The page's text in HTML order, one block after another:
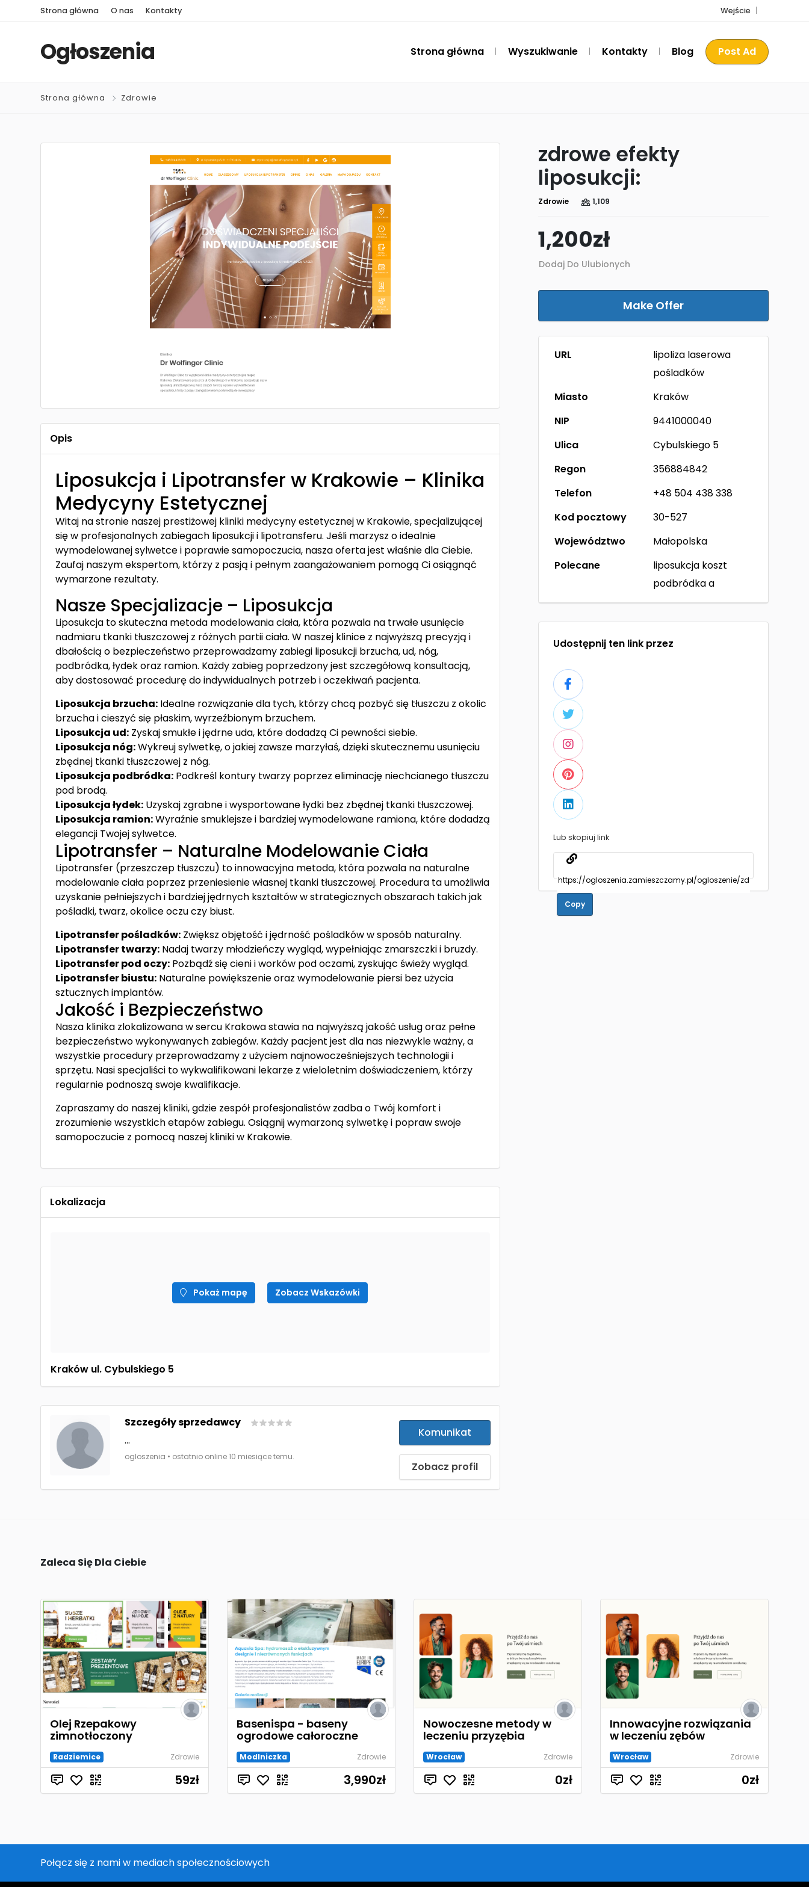
Strona główna O nas Kontakty Wejście
Ogłoszenia Strona główna Wyszukiwanie Kontakty Blog Post Ad
Strona główna Zdrowie
zdrowe efekty
liposukcji:
Zdrowie 1,109
1,200zł
Dodaj Do Ulubionych
Make Offer
URL
lipoliza laserowa
pośladków
Miasto
Kraków
NIP
9441000040
Ulica
Cybulskiego 5
Regon
356884842
Telefon
+48 504 438 338
Kod pocztowy
30-527
Województwo
Małopolska
Polecane
liposukcja koszt
podbródka a
Udostępnij ten link przez
Lub skopiuj link
Copy
Opis
Liposukcja i Lipotransfer w Krakowie – Klinika
Medycyny Estetycznej
Witaj na stronie naszej prestiżowej kliniki medycyny estetycznej w Krakowie, specjalizującej
się w profesjonalnych zabiegach liposukcji i lipotransferu. Jeśli marzysz o idealnie
wymodelowanej sylwetce i poprawie samopoczucia, nasza oferta jest właśnie dla Ciebie.
Zaufaj naszym ekspertom, którzy z pasją i pełnym zaangażowaniem pomogą Ci osiągnąć
wymarzone rezultaty.
Nasze Specjalizacje – Liposukcja
Liposukcja to skuteczna metoda modelowania ciała, która pozwala na trwałe usunięcie
nadmiaru tkanki tłuszczowej z różnych partii ciała. W naszej klinice z najwyższą precyzją i
dbałością o bezpieczeństwo przeprowadzamy zabiegi liposukcji brzucha, ud, nóg,
podbródka, łydek oraz ramion. Każdy zabieg poprzedzony jest szczegółową konsultacją,
aby dostosować procedurę do indywidualnych potrzeb i oczekiwań pacjenta.
Liposukcja brzucha: Idealne rozwiązanie dla tych, którzy chcą pozbyć się tłuszczu z okolic
brzucha i cieszyć się płaskim, wyrzeźbionym brzuchem.
Liposukcja ud: Zyskaj smukłe i jędrne uda, które dodadzą Ci pewności siebie.
Liposukcja nóg:Wykreuj sylwetkę, o jakiej zawsze marzyłaś, dzięki skutecznemu usunięciu
zbędnej tkanki tłuszczowej z nóg.
Liposukcja podbródka: Podkreśl kontury twarzy poprzez eliminację niechcianego tłuszczu
pod brodą.
Liposukcja łydek: Uzyskaj zgrabne i wysportowane łydki bez zbędnej tkanki tłuszczowej.
Liposukcja ramion:Wyraźnie smuklejsze i bardziej wymodelowane ramiona, które dodadzą
elegancji Twojej sylwetce.
Lipotransfer – Naturalne Modelowanie Ciała
Lipotransfer (przeszczep tłuszczu) to innowacyjna metoda, która pozwala na naturalne
modelowanie ciała poprzez przeniesienie własnej tkanki tłuszczowej. Procedura ta umożliwia
uzyskanie pełniejszych i bardziej jędrnych kształtów w strategicznych obszarach takich jak
pośladki, twarz, okolice oczu czy biust.
Lipotransfer pośladków: Zwiększ objętość i jędrność pośladków w sposób naturalny.
Lipotransfer twarzy: Nadaj twarzy młodzieńczy wygląd, wypełniając zmarszczki i bruzdy.
Lipotransfer pod oczy: Pozbądź się cieni i worków pod oczami, zyskując świeży wygląd.
Lipotransfer biustu: Naturalne powiększenie oraz wymodelowanie piersi bez użycia
sztucznych implantów.
Jakość i Bezpieczeństwo
Nasza klinika zlokalizowana w sercu Krakowa stawia na najwyższą jakość usług oraz pełne
bezpieczeństwo wykonywanych zabiegów. Każdy pacjent jest dla nas niezwykle ważny, a
wszystkie procedury przeprowadzamy z użyciem najnowocześniejszych technologii i
sprzętu. Nasi specjaliści to wykwalifikowani lekarze z wieloletnim doświadczeniem, którzy
regularnie podnoszą swoje kwalifikacje.
Zapraszamy do naszej kliniki, gdzie zespół profesjonalistów zadba o Twój komfort i
zrozumienie wszystkich etapów zabiegu. Osiągnij wymarzoną sylwetkę i popraw swoje
samopoczucie z pomocą naszej kliniki w Krakowie.
Lokalizacja
Pokaż mapę Zobacz Wskazówki
Kraków ul. Cybulskiego 5
Szczegóły sprzedawcy
...
ogloszenia • ostatnio online 10 miesiące temu.
Komunikat
Zobacz profil
Zaleca Się Dla Ciebie
Olej Rzepakowy
zimnotłoczony
Radziemice Zdrowie
59zł
Basenispa - baseny
ogrodowe całoroczne
Modlniczka Zdrowie
3,990zł
Nowoczesne metody w
leczeniu przyzębia
Wrocław Zdrowie
0zł
Innowacyjne rozwiązania
w leczeniu zębów
Wrocław Zdrowie
0zł
Połącz się z nami w mediach społecznościowych